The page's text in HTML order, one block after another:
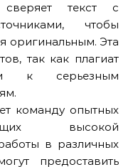
текст с
чтобы
оригинальным. Эта
так как плагиат
к серьезным
команду опытных
высокой
в различных
предоставить